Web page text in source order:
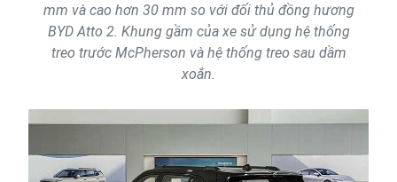
mm và cao hơn 30 mm so với đối thủ đồng hương
BYD Atto 2. Khung gầm của xe sử dụng hệ thống
treo trước McPherson và hệ thống treo sau dầm
xoắn.